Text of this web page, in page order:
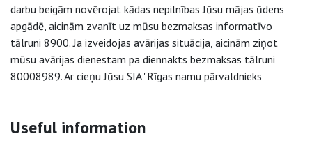
darbu beigām novērojat kādas nepilnības Jūsu mājas ūdens
apgādē, aicinām zvanīt uz mūsu bezmaksas informatīvo
tālruni 8900. Ja izveidojas avārijas situācija, aicinām ziņot
mūsu avārijas dienestam pa diennakts bezmaksas tālruni
80008989. Ar cieņu Jūsu SIA "Rīgas namu pārvaldnieks
Side navigation
Useful information